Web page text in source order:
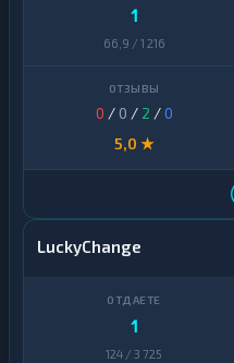
1
66,9 / 1 216
0 / 0 / 2 /0
5,0 ★
LuckyChange
1
124 / 3 725